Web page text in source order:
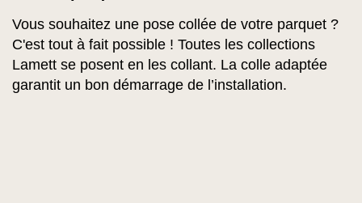
Vous souhaitez une pose collée de votre parquet ?
C'est tout à fait possible ! Toutes les collections
Lamett se posent en les collant. La colle adaptée
garantit un bon démarrage de l’installation.